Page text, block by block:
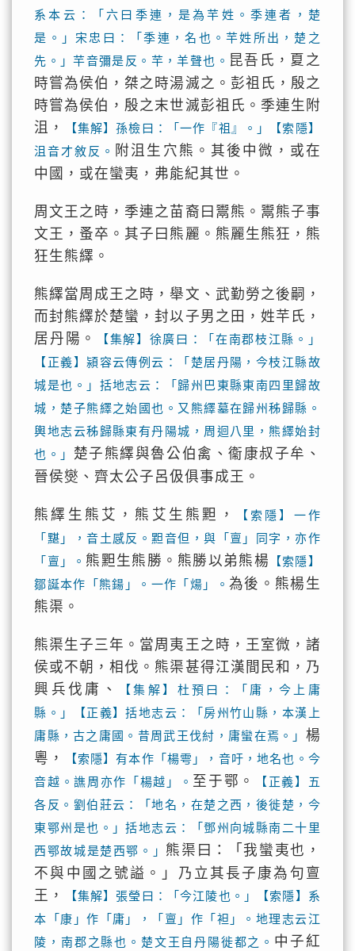
系本云：「六曰季連，是為芉姓。季連者，楚
是。」宋忠曰：「季連，名也。芉姓所出，楚之
先。」芉音彌是反。芉，羊聲也。 昆吾氏，夏之
時嘗為侯伯，桀之時湯滅之。彭祖氏，殷之
時嘗為侯伯，殷之末世滅彭祖氏。季連生附
沮，
【集解】孫檢曰：「一作『祖』。」【索隱】
沮音才敘反。 附沮生穴熊。其後中微，或在
中國，或在蠻夷，弗能紀其世。
周文王之時，季連之苗裔曰鬻熊。鬻熊子事
文王，蚤卒。其子曰熊麗。熊麗生熊狂，熊
狂生熊繹。
熊繹當周成王之時，舉文、武勤勞之後嗣，
而封熊繹於楚蠻，封以子男之田，姓芉氏，
居丹陽。
【集解】徐廣曰：「在南郡枝江縣。」
【正義】潁容云傳例云：「楚居丹陽，今枝江縣故
城是也。」括地志云：「歸州巴東縣東南四里歸故
城，楚子熊繹之始國也。又熊繹墓在歸州秭歸縣。
輿地志云秭歸縣東有丹陽城，周迴八里，熊繹始封
也。」 楚子熊繹與魯公伯禽、衞康叔子牟、
晉侯爕、齊太公子呂伋俱事成王。
熊繹生熊艾，熊艾生熊䵣，
【索隱】一作
「黮」，音土感反。䵣音但，與「亶」同字，亦作
「亶」。 熊䵣生熊勝。熊勝以弟熊楊
【索隱】
鄒誕本作「熊鍚」。一作「煬」。 為後。熊楊生
熊渠。
熊渠生子三年。當周夷王之時，王室微，諸
侯或不朝，相伐。熊渠甚得江漢間民和，乃
興兵伐庸、
【集解】杜預曰：「庸，今上庸
縣。」【正義】括地志云：「房州竹山縣，本漢上
庸縣，古之庸國。昔周武王伐紂，庸蠻在焉。」 楊
粵，
【索隱】有本作「楊雩」，音吁，地名也。今
音越。譙周亦作「楊越」。 至于鄂。
【正義】五
各反。劉伯莊云：「地名，在楚之西，後徙楚，今
東鄂州是也。」括地志云：「鄧州向城縣南二十里
西鄂故城是楚西鄂。」 熊渠曰：「我蠻夷也，
不與中國之號謚。」乃立其長子康為句亶
王，
【集解】張瑩曰：「今江陵也。」【索隱】系
本「康」作「庸」，「亶」作「袒」。地理志云江
陵，南郡之縣也。楚文王自丹陽徙都之。 中子紅